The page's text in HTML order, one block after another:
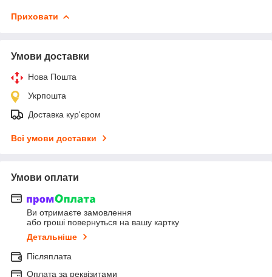
Приховати
Умови доставки
Нова Пошта
Укрпошта
Доставка кур'єром
Всі умови доставки
Умови оплати
Ви отримаєте замовлення
або гроші повернуться на вашу картку
Детальніше
Післяплата
Оплата за реквізитами